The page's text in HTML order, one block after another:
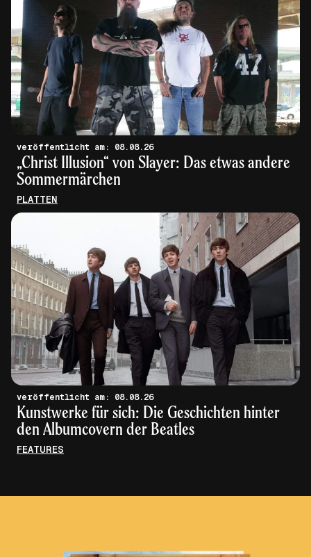
veröffentlicht am: 08.08.26
„Christ Illusion“ von Slayer: Das etwas andere
Sommermärchen
PLATTEN
veröffentlicht am: 08.08.26
Kunstwerke für sich: Die Geschichten hinter
den Albumcovern der Beatles
FEATURES